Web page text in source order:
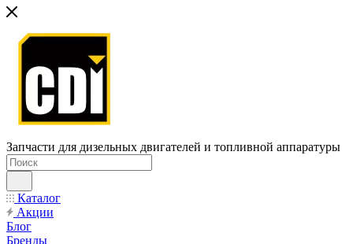
Запчасти для дизельных двигателей и топливной аппаратуры
Каталог
Акции
Блог
Бренды